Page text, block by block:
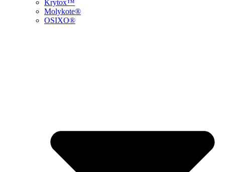
Krytox™
Molykote®
OSIXO®